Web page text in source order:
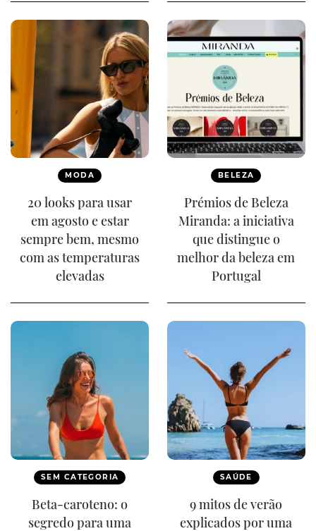
MODA
20 looks para usar
em agosto e estar
sempre bem, mesmo
com as temperaturas
elevadas
BELEZA
Prémios de Beleza
Miranda: a iniciativa
que distingue o
melhor da beleza em
Portugal
SEM CATEGORIA
Beta-caroteno: o
segredo para uma
SAÚDE
9 mitos de verão
explicados por uma